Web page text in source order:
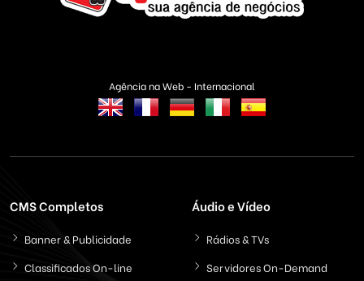
Agência na Web - Internacional
CMS Completos
Banner & Publicidade
Classificados On-line
Áudio e Vídeo
Rádios & TVs
Servidores On-Demand